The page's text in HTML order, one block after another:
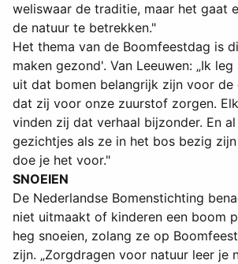
weliswaar de traditie, maar het gaat
de natuur te betrekken."
Het thema van de Boomfeestdag is
maken gezond'. Van Leeuwen: „Ik
uit dat bomen belangrijk zijn voor de
dat zij voor onze zuurstof zorgen.
vinden zij dat verhaal bijzonder. En
gezichtjes als ze in het bos bezig
doe je het voor."
SNOEIEN
De Nederlandse Bomenstichting
niet uitmaakt of kinderen een boom
heg snoeien, zolang ze op
zijn. „Zorgdragen voor natuur leer je